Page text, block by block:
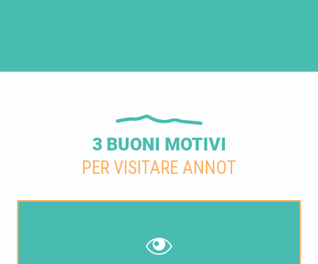
3 BUONI MOTIVI
PER VISITARE ANNOT